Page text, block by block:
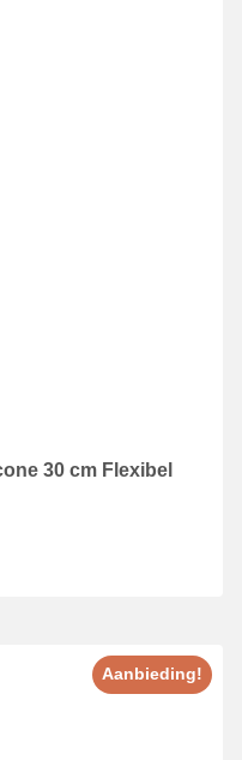
30 cm Flexibel
Aanbieding!